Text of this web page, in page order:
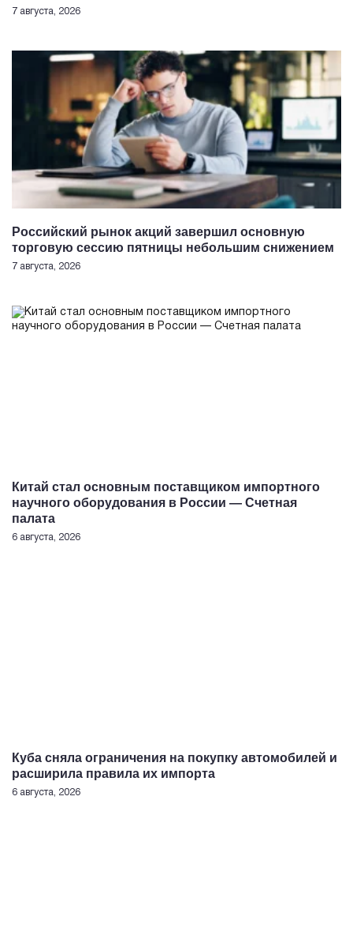
7 августа, 2026
Российский рынок акций завершил основную
торговую сессию пятницы небольшим снижением
7 августа, 2026
Китай стал основным поставщиком импортного
научного оборудования в России — Счетная
палата
6 августа, 2026
Куба сняла ограничения на покупку автомобилей и
расширила правила их импорта
6 августа, 2026